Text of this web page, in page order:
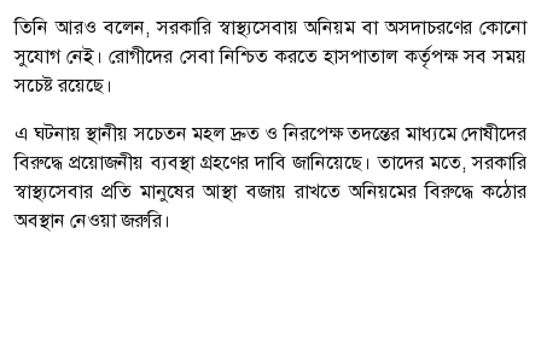
তিনি আরও বলেন, সরকারি স্বাস্থ্যসেবায় অনিয়ম বা অসদাচরণের কোনো
সুযোগ নেই। রোগীদের সেবা নিশ্চিত করতে হাসপাতাল কর্তৃপক্ষ সব সময়
সচেষ্ট রয়েছে।
এ ঘটনায় স্থানীয় সচেতন মহল দ্রুত ও নিরপেক্ষ তদন্তের মাধ্যমে দোষীদের
বিরুদ্ধে প্রয়োজনীয় ব্যবস্থা গ্রহণের দাবি জানিয়েছে। তাদের মতে, সরকারি
স্বাস্থ্যসেবার প্রতি মানুষের আস্থা বজায় রাখতে অনিয়মের বিরুদ্ধে কঠোর
অবস্থান নেওয়া জরুরি।